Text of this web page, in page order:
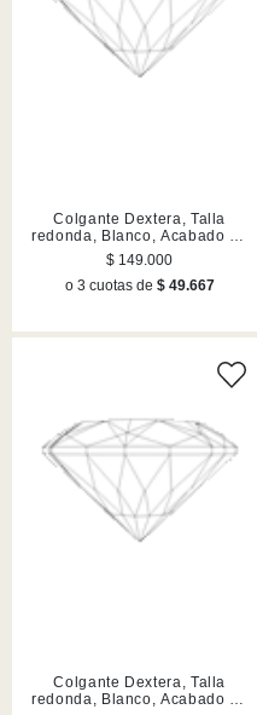
Colgante Dextera, Talla
redonda, Blanco, Acabado en
rodio
$ 149.000
o 3 cuotas de $ 49.667
Colgante Dextera, Talla
redonda, Blanco, Acabado en